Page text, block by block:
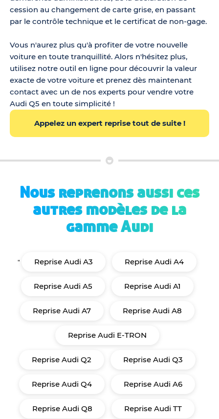
cession au changement de carte grise, en passant
par le contrôle technique et le certificat de non-gage.
Vous n'aurez plus qu'à profiter de votre nouvelle
voiture en toute tranquillité. Alors n'hésitez plus,
utilisez notre outil en ligne pour découvrir la valeur
exacte de votre voiture et prenez dès maintenant
contact avec un de nos experts pour vendre votre
Audi Q5 en toute simplicité !
Appelez un expert reprise tout de suite !
Nous reprenons aussi ces
autres modèles de la
gamme Audi
" Reprise Audi A3 Reprise Audi A4
Reprise Audi A5 Reprise Audi A1
Reprise Audi A7 Reprise Audi A8
Reprise Audi E-TRON
Reprise Audi Q2 Reprise Audi Q3
Reprise Audi Q4 Reprise Audi A6
Reprise Audi Q8 Reprise Audi TT